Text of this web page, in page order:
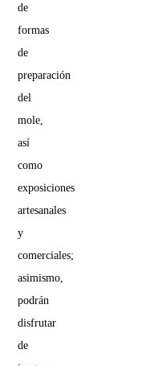
de
formas
de
preparación
del
mole,
así
como
exposiciones
artesanales
y
comerciales;
asimismo,
podrán
disfrutar
de